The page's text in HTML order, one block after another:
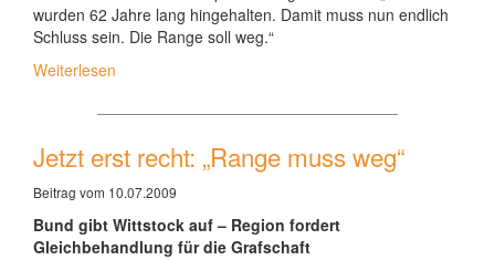
wurden 62 Jahre lang hingehalten. Damit muss nun endlich
Schluss sein. Die Range soll weg.“
Weiterlesen
Jetzt erst recht: „Range muss weg“
Beitrag vom 10.07.2009
Bund gibt Wittstock auf – Region fordert
Gleichbehandlung für die Grafschaft